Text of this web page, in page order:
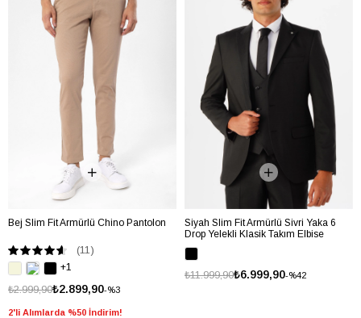
Bej Slim Fit Armürlü Chino Pantolon
(11)
+1
%3
₺2.899,90
₺2.999,90
2'li Alımlarda %50 İndirim!
Siyah Slim Fit Armürlü Sivri Yaka 6
Drop Yelekli Klasik Takım Elbise
%42
₺6.999,90
₺11.999,90